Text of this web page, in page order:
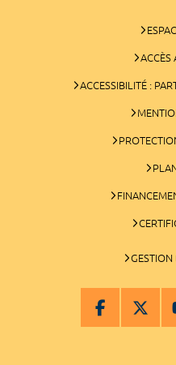
ACCÈS
ACCESSIBILITÉ :
GESTION